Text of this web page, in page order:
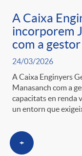
A Caixa
incorporem
com a
24/03/2026
A Caixa Enginyers
Manasanch com a
capacitats en renda
un entorn que
+